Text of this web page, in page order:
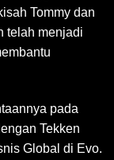
Tommy dan
telah menjadi
pada
Tekken
Global di Evo.